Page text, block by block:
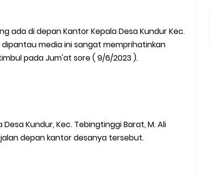
ada di depan Kantor Kepala Desa Kundur Kec.
media ini sangat memprihatinkan
pada Jum'at sore ( 9/6/2023 ).
Kundur, Kec. Tebingtinggi Barat, M. Ali
depan kantor desanya tersebut.